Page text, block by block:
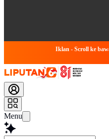
Iklan - Scroll ke
Menu